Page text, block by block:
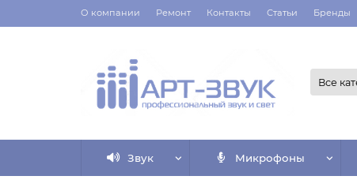
О компании Ремонт Контакты Статьи Бренды
Все
Звук Микрофоны